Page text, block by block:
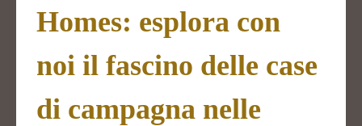
Homes: esplora con
noi il fascino delle case
di campagna nelle